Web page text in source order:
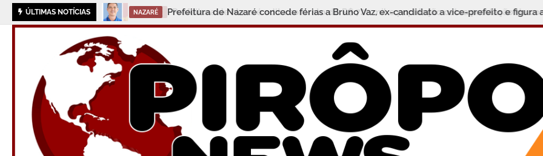
ÚLTIMAS NOTÍCIAS NAZARÉ Prefeitura de Nazaré concede férias a Bruno Vaz, ex-candidato a vice-prefeito e figura